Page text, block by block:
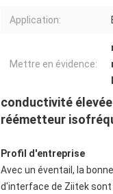
Application:
Mettre en évidence:
conductivité
réémetteur
Profil d'entreprise
Avec un éventail, la
d'interface de Ziitek sont